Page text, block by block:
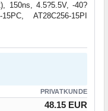
150ns, 4.5?5.5V, -40?
AT28C256-15PI
PRIVATKUNDE
48.15 EUR